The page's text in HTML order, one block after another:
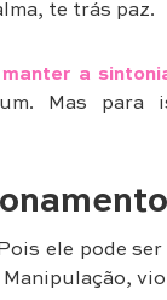
te trás paz.
manter a
Mas para
ele pode